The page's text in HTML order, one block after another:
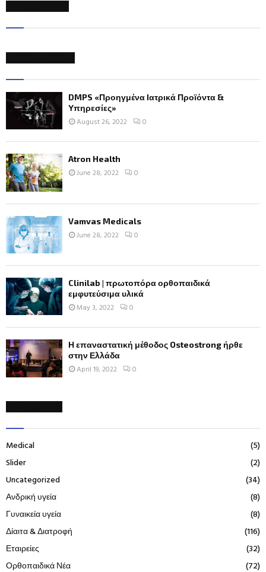
DMPS «Προηγμένα Ιατρικά Προϊόντα &
Υπηρεσίες»
August 26, 2022 0
Atron Health
June 28, 2022 0
Vamvas Medicals
June 28, 2022 0
Clinilab | πρωτοπόρα ορθοπαιδικά
εμφυτεύσιμα υλικά
May 3, 2022 0
Η επαναστατική μέθοδος Osteostrong ήρθε
στην Ελλάδα
April 19, 2022 0
Medical
(5)
Slider
(2)
Uncategorized
(34)
Ανδρική υγεία
(8)
Γυναικεία υγεία
(8)
Δίαιτα & Διατροφή
(116)
Εταιρείες
(32)
Ορθοπαιδικά Νέα
(72)